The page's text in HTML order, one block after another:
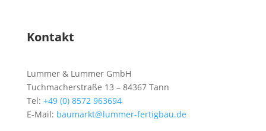
Kontakt
Lummer & Lummer GmbH
Tuchmacherstraße 13 – 84367 Tann
Tel: +49 (0) 8572 963694
E-Mail: baumarkt@lummer-fertigbau.de